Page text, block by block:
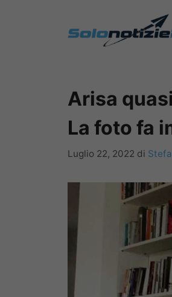
Arisa
La foto fa
Luglio 22, 2022 di